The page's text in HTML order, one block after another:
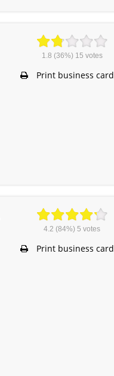
1.8 (36%) 15 votes
Print business card
4.2 (84%)5 votes
Print business card